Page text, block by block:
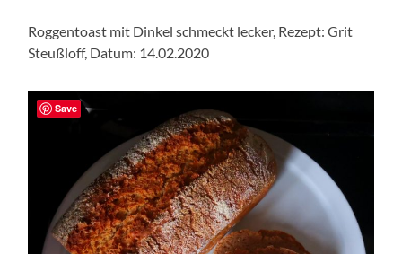
Roggentoast mit Dinkel schmeckt lecker, Rezept: Grit
Steußloff, Datum: 14.02.2020
Save